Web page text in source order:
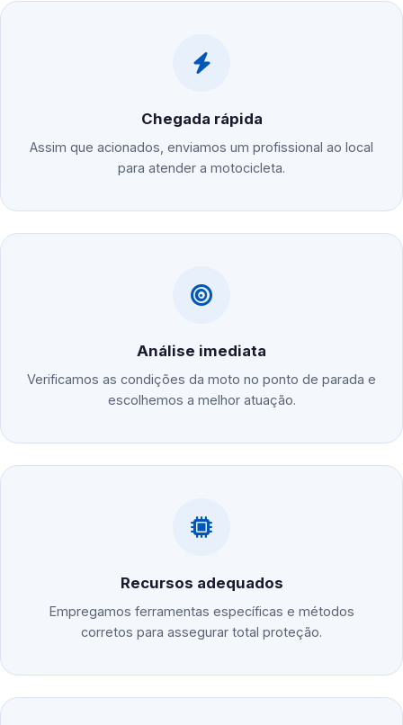
Chegada rápida
Assim que acionados, enviamos um profissional ao local
para atender a motocicleta.
Análise imediata
Verificamos as condições da moto no ponto de parada e
escolhemos a melhor atuação.
Recursos adequados
Empregamos ferramentas específicas e métodos
corretos para assegurar total proteção.